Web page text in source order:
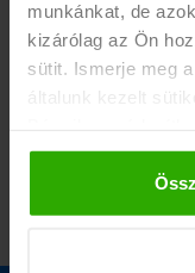
munkánkat, de
kizárólag az Ön
sütit. Ismerje meg
általunk kezelt
hozzájárulását a
tájékoztató"
segíteni a